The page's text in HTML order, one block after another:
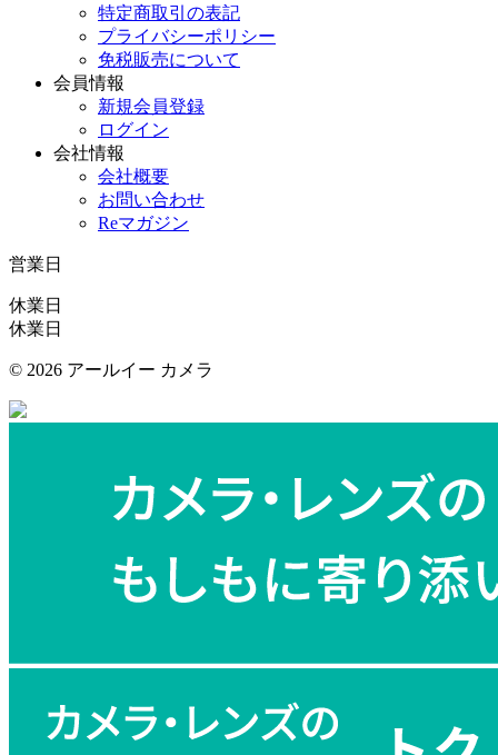
特定商取引の表記
プライバシーポリシー
免税販売について
会員情報
新規会員登録
ログイン
会社情報
会社概要
お問い合わせ
Reマガジン
営業日
休業日
休業日
© 2026 アールイー カメラ